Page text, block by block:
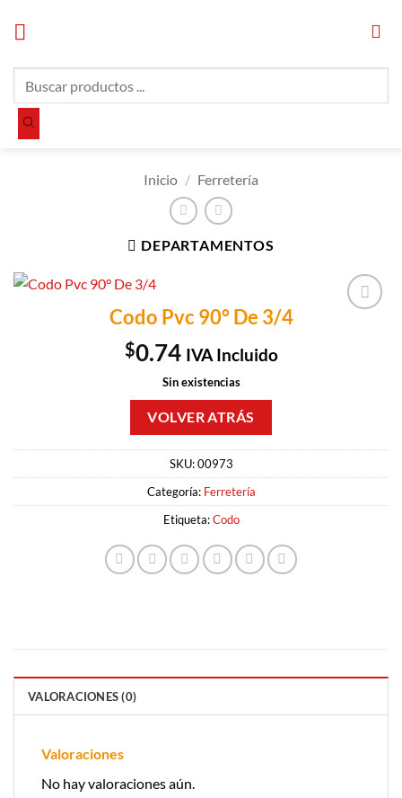
productos
Inicio / Ferretería
DEPARTAMENTOS
Codo Pvc 90° De 3/4
$0.74 IVA Incluido
Sin existencias
SKU:00973
Categoría: Ferretería
Etiqueta:Codo
VALORACIONES (0)
Valoraciones
No hay valoraciones aún.